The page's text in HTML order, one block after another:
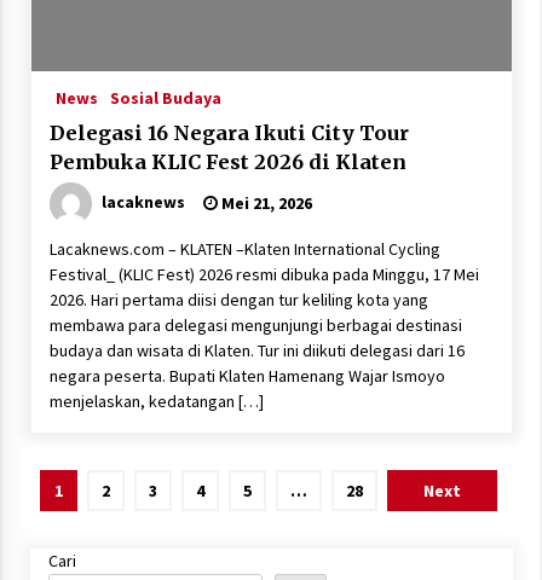
News Sosial Budaya
Delegasi 16 Negara Ikuti City Tour
Pembuka KLIC Fest 2026 di Klaten
lacaknews Mei 21, 2026
Lacaknews.com – KLATEN –Klaten International Cycling
Festival_ (KLIC Fest) 2026 resmi dibuka pada Minggu, 17 Mei
2026. Hari pertama diisi dengan tur keliling kota yang
membawa para delegasi mengunjungi berbagai destinasi
budaya dan wisata di Klaten. Tur ini diikuti delegasi dari 16
negara peserta. Bupati Klaten Hamenang Wajar Ismoyo
menjelaskan, kedatangan […]
Paginasi
1 2 3 4 5 … 28 Next
Cari